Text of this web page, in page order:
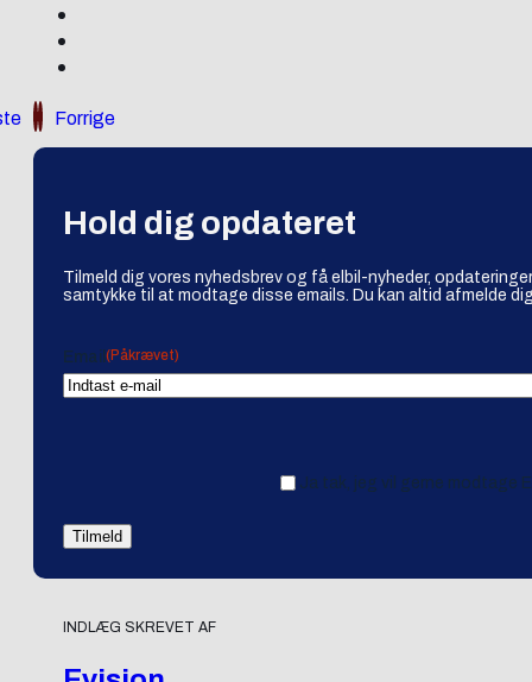
Forrige
Hold dig opdateret
Tilmeld dig vores nyhedsbrev og få elbil-nyheder,
samtykke til at modtage disse emails. Du kan altid afmelde
Email (Påkrævet)
Ja tak, jeg vil gerne modtage
INDLÆG SKREVET AF